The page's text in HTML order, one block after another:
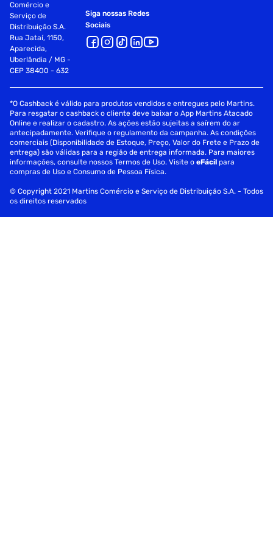
Comércio e
Serviço de
Distribuição S.A.
Rua Jataí, 1150,
Aparecida,
Uberlândia / MG -
CEP 38400 - 632
Siga nossas Redes
Sociais
*O Cashback é válido para produtos vendidos e entregues pelo Martins.
Para resgatar o cashback o cliente deve baixar o App Martins Atacado
Online e realizar o cadastro. As ações estão sujeitas a saírem do ar
antecipadamente. Verifique o regulamento da campanha. As condições
comerciais (Disponibilidade de Estoque, Preço, Valor do Frete e Prazo de
entrega) são válidas para a região de entrega informada. Para maiores
informações, consulte nossos Termos de Uso. Visite oeFácil para
compras de Uso e Consumo de Pessoa Física.
© Copyright 2021 Martins Comércio e Serviço de Distribuição S.A. - Todos
os direitos reservados